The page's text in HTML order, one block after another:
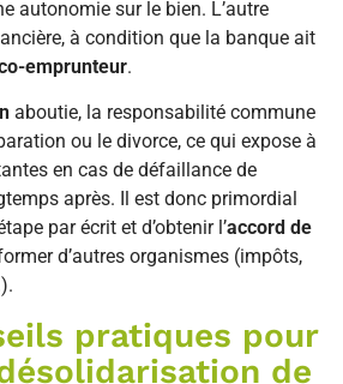
autonomie sur le bien. L’autre
à condition que la banque ait
emprunteur.
aboutie, la responsabilité commune
ou le divorce, ce qui expose à
en cas de défaillance de
après. Il est donc primordial
par écrit et d’obtenir l’accord de
d’autres organismes (impôts,
pratiques pour
de